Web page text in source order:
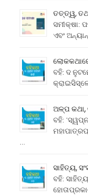
ତତ୍ତ୍ୱ,
ସମୀକ୍ଷା:
ଏବଂ
ବହି: ଦ
ଅଳ୍ପ କଥା,
ବହି:
…
ସାହିତ୍ୟ,
ବହି: